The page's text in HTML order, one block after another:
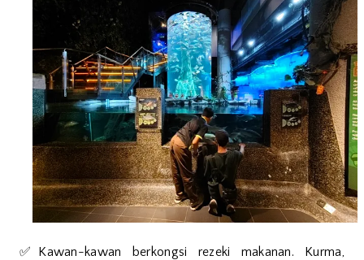
✅Kawan-kawan berkongsi rezeki makanan. Kurma,